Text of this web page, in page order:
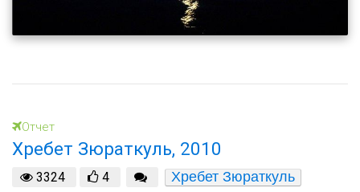
Отчет
Хребет Зюраткуль, 2010
3324 4
Хребет Зюраткуль